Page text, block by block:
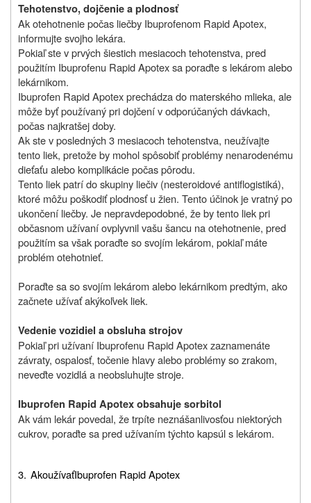
Tehotenstvo, dojčenie a plodnosť
Ak otehotnenie počas liečby Ibuprofenom Rapid Apotex,
informujte svojho lekára.
Pokiaľ ste v prvých šiestich mesiacoch tehotenstva, pred
použitím Ibuprofenu Rapid Apotex sa poraďte s lekárom alebo
lekárnikom.
Ibuprofen Rapid Apotex prechádza do materského mlieka, ale
môže byť používaný pri dojčení v odporúčaných dávkach,
počas najkratšej doby.
Ak ste v posledných 3 mesiacoch tehotenstva, neužívajte
tento liek, pretože by mohol spôsobiť problémy nenarodenému
dieťaťu alebo komplikácie počas pôrodu.
Tento liek patrí do skupiny liečiv (nesteroidové antiflogistiká),
ktoré môžu poškodiť plodnosť u žien. Tento účinok je vratný po
ukončení liečby. Je nepravdepodobné, že by tento liek pri
občasnom užívaní ovplyvnil vašu šancu na otehotnenie, pred
použitím sa však poraďte so svojím lekárom, pokiaľ máte
problém otehotnieť.
Poraďte sa so svojím lekárom alebo lekárnikom predtým, ako
začnete užívať akýkoľvek liek.
Vedenie vozidiel a obsluha strojov
Pokiaľ pri užívaní Ibuprofenu Rapid Apotex zaznamenáte
závraty, ospalosť, točenie hlavy alebo problémy so zrakom,
neveďte vozidlá a neobsluhujte stroje.
Ibuprofen Rapid Apotex obsahuje sorbitol
Ak vám lekár povedal, že trpíte neznášanlivosťou niektorých
cukrov, poraďte sa pred užívaním týchto kapsúl s lekárom.
3. AkoužívaťIbuprofen Rapid Apotex